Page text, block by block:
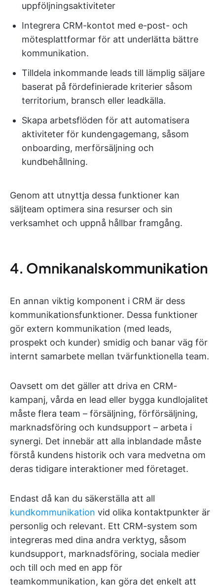
uppföljningsaktiviteter
Integrera CRM-kontot med e-post- och
mötesplattformar för att underlätta bättre
kommunikation.
Tilldela inkommande leads till lämplig säljare
baserat på fördefinierade kriterier såsom
territorium, bransch eller leadkälla.
Skapa arbetsflöden för att automatisera
aktiviteter för kundengagemang, såsom
onboarding, merförsäljning och
kundbehållning.
Genom att utnyttja dessa funktioner kan
säljteam optimera sina resurser och sin
verksamhet och uppnå hållbar framgång.
4. Omnikanalskommunikation
En annan viktig komponent i CRM är dess
kommunikationsfunktioner. Dessa funktioner
gör extern kommunikation (med leads,
prospekt och kunder) smidig och banar väg för
internt samarbete mellan tvärfunktionella team.
Oavsett om det gäller att driva en CRM-
kampanj, vårda en lead eller bygga kundlojalitet
måste flera team – försäljning, förförsäljning,
marknadsföring och kundsupport – arbeta i
synergi. Det innebär att alla inblandade måste
förstå kundens historik och vara medvetna om
deras tidigare interaktioner med företaget.
Endast då kan du säkerställa att all
kundkommunikation vid olika kontaktpunkter är
personlig och relevant. Ett CRM-system som
integreras med dina andra verktyg, såsom
kundsupport, marknadsföring, sociala medier
och till och med en app för
teamkommunikation, kan göra det enkelt att